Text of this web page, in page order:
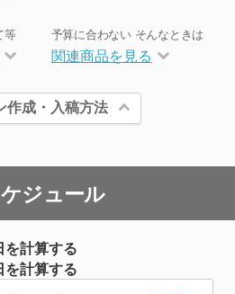
等 予算に合わない そんなときは
関連商品を見る
作成・入稿方法
ジュール
を計算する
を計算する